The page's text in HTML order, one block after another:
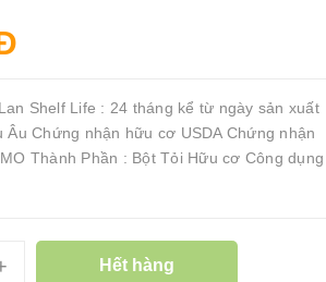
Shelf Life : 24 tháng kể từ ngày sản xuất
Chứng nhận hữu cơ USDA Chứng nhận
Thành Phần : Bột Tỏi Hữu cơ Công dụng
Hết hàng